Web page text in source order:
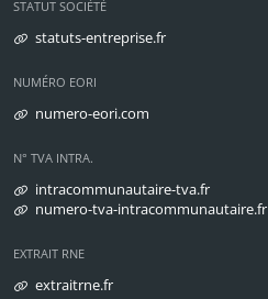
STATUT SOCIÉTÉ
statuts-entreprise.fr
NUMÉRO EORI
numero-eori.com
N° TVA INTRA.
intracommunautaire-tva.fr
numero-tva-intracommunautaire.fr
EXTRAIT RNE
extraitrne.fr